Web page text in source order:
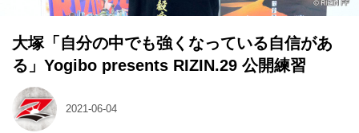
大塚「自分の中でも強くなっている自信があ
る」Yogibo presents RIZIN.29 公開練習
2021-06-04